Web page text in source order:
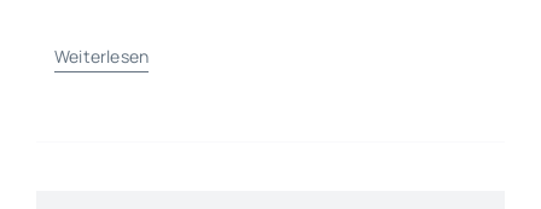
Weiterlesen